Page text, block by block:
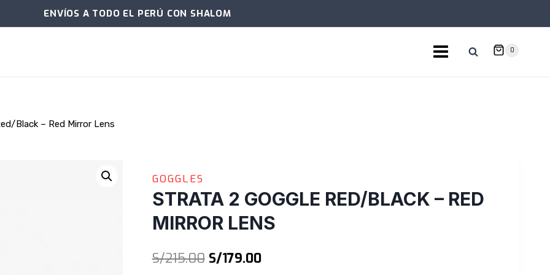
ENVÍOS A TODO EL PERÚ CON SHALOM
0
Black – Red Mirror Lens
GOGGLES
STRATA 2 GOGGLE RED/BLACK – RED
MIRROR LENS
S/215.00 El
S/179.00El